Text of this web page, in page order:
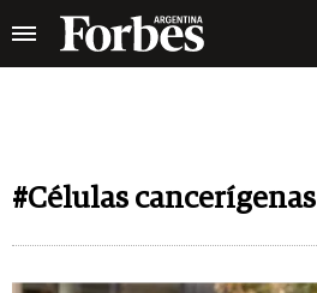
#Células cancerígenas